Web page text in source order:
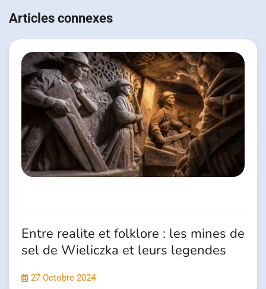
de
Articles connexes
Entre realite et folklore : les mines de
sel de Wieliczka et leurs legendes
27 Octobre 2024